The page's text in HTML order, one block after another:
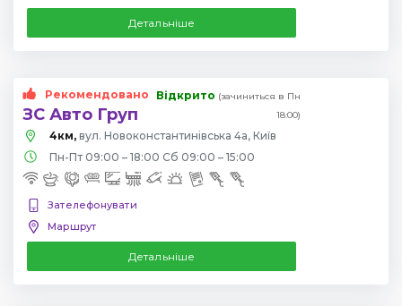
Детальніше
Рекомендовано
ЗС Авто Груп
Відкрито (зачиниться в Пн
18:00)
4км, вул. Новоконстантинівська 4а, Київ
Пн-Пт 09:00 – 18:00 Сб 09:00 – 15:00
Зателефонувати
Маршрут
Детальніше